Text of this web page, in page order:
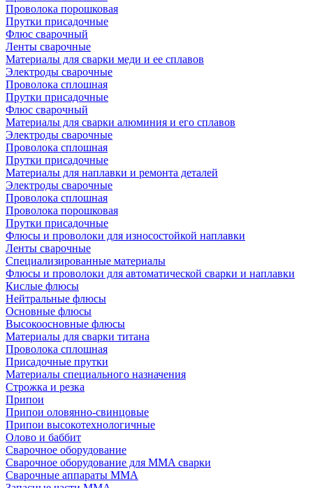
Проволока порошковая
Прутки присадочные
Флюс сварочный
Ленты сварочные
Материалы для сварки меди и ее сплавов
Электроды сварочные
Проволока сплошная
Прутки присадочные
Флюс сварочный
Материалы для сварки алюминия и его сплавов
Электроды сварочные
Проволока сплошная
Прутки присадочные
Материалы для наплавки и ремонта деталей
Электроды сварочные
Проволока сплошная
Проволока порошковая
Прутки присадочные
Флюсы и проволоки для износостойкой наплавки
Ленты сварочные
Специализированные материалы
Флюсы и проволоки для автоматической сварки и наплавки
Кислые флюсы
Нейтральные флюсы
Основные флюсы
Высокоосновные флюсы
Материалы для сварки титана
Проволока сплошная
Присадочные прутки
Материалы специального назначения
Строжка и резка
Припои
Припои оловянно-свинцовые
Припои высокотехнологичные
Олово и баббит
Сварочное оборудование
Сварочное оборудование для MMA сварки
Сварочные аппараты MMA